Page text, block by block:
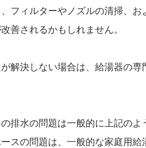
フィルターやノズルの清掃、
善されるかもしれません。
解決しない場合は、給湯器の
排水の問題は一般的に上記のよ
スの問題は、一般的な家庭用